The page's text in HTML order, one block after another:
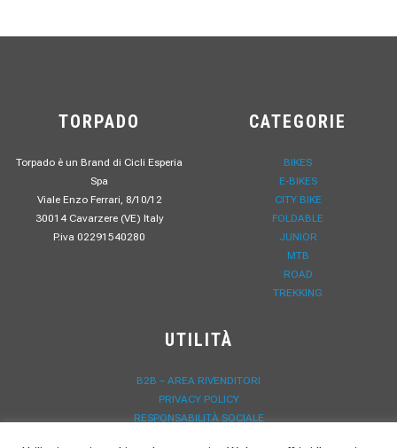
TORPADO
Torpado è un Brand di Cicli Esperia
Spa
Viale Enzo Ferrari, 8/10/12
30014 Cavarzere (VE) Italy
P.iva 02291540280
CATEGORIE
BIKES
E-BIKES
CITY BIKE
FOLDABLE
JUNIOR
MTB
ROAD
TREKKING
UTILITÀ
B2B – AREA RIVENDITORI
PRIVACY POLICY
RESPONSABILITÀ SOCIALE